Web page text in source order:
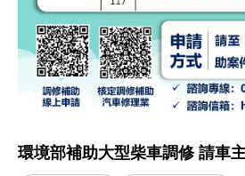
環境部補助大型柴車調修 請車